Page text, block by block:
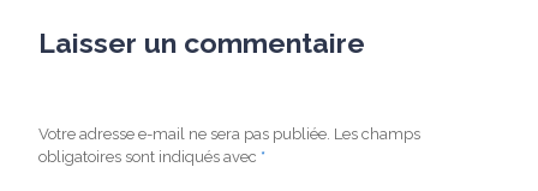
Laisser un commentaire
Votre adresse e-mail ne sera pas publiée. Les champs
obligatoires sont indiqués avec *